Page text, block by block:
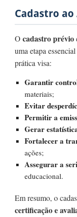
Cadastro ao
O cadastro prévio
uma etapa
prática visa:
Garantir
materiais;
Evitar
Permitir a
Gerar
Fortalecer a
ações;
Assegurar a
educacional.
Em resumo, o
certificação e